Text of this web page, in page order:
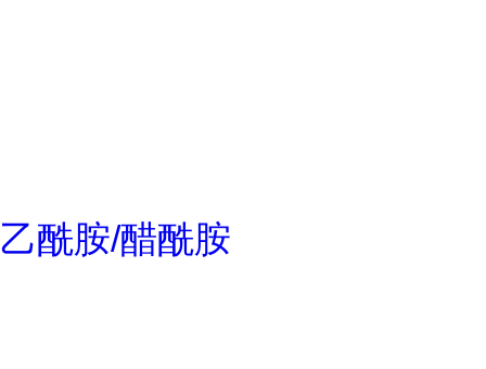
乙酰胺/醋酰胺